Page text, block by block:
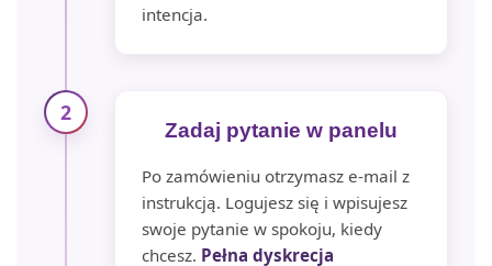
intencja.
2
Zadaj pytanie w panelu
Po zamówieniu otrzymasz e-mail z
instrukcją. Logujesz się i wpisujesz
swoje pytanie w spokoju, kiedy
chcesz. Pełna dyskrecja